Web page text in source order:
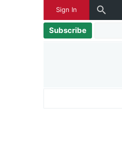
Sign In
Subscribe